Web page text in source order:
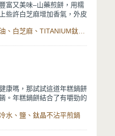
富又美味–山藥煎餅，用糯
些許白芝麻增加香氣，外皮
消化系統，且對於女性美容
食材：山藥、糖、糯米粉、鹽、無鹽奶油、白芝麻、TITANIUM鈦晶不沾平煎鍋、多功能電動攪拌棒
康嗎，那試試這道年糕鍋餅
。年糕鍋餅結合了有嚼勁的
吃越涮嘴。
糕，再用平底鍋煎至金黃，
水、鹽、鈦晶不沾平煎鍋